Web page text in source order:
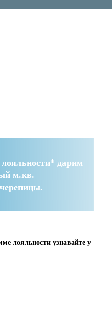
дарим
м.кв.
лояльности узнавайте у